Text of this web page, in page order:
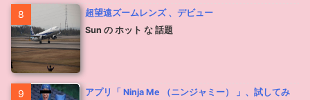
8
超望遠ズームレンズ 、デビュー
Sun の ホット な 話題
9
アプリ「 Ninja Me （ニンジャミー） 」、試してみ